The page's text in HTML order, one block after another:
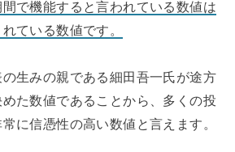
で機能すると言われている数値は
ている数値です。
生みの親である細田吾一氏が途方
た数値であることから、多くの投
に信憑性の高い数値と言えます。